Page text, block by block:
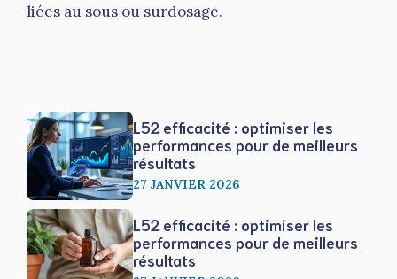
liées au sous ou surdosage.
L52 efficacité : optimiser les
performances pour de meilleurs
résultats
27 JANVIER 2026
L52 efficacité : optimiser les
performances pour de meilleurs
résultats